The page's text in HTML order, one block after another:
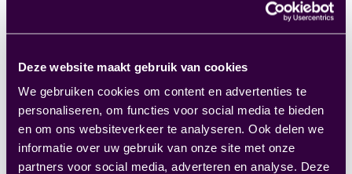
Deze website maakt gebruik van cookies
We gebruiken cookies om content en advertenties te
personaliseren, om functies voor social media te bieden
en om ons websiteverkeer te analyseren. Ook delen we
informatie over uw gebruik van onze site met onze
partners voor social media, adverteren en analyse. Deze
Vind één van onze hoofdlocaties in Breda. Wij
werken samen met onze locatie in Rotterdam.
4818 SJ Breda
076 – 205 01 31